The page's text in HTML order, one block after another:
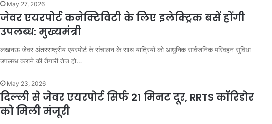
May 27, 2026
जेवर एयरपोर्ट कनेक्टिविटी के लिए इलेक्ट्रिक बसें होंगी
उपलब्ध: मुख्यमंत्री
लखनऊ जेवर अंतरराष्ट्रीय एयरपोर्ट के संचालन के साथ यात्रियों को आधुनिक सार्वजनिक परिवहन सुविधा
उपलब्ध कराने की तैयारी तेज हो…
May 23, 2026
दिल्ली से जेवर एयरपोर्ट सिर्फ 21 मिनट दूर, RRTS कॉरिडोर
को मिली मंजूरी